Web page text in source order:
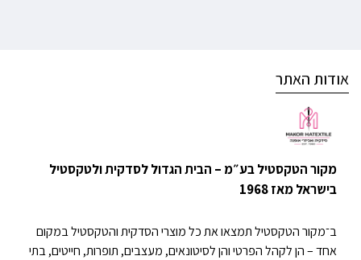
אודות האתר
מקור הטקסטיל בע״מ – הבית הגדול לסדקית ולטקסטיל
בישראל מאז 1968
ב־מקור הטקסטיל תמצאו את כל מוצרי הסדקית והטקסטיל במקום
אחד – הן לקהל הפרטי והן לסיטונאים, מעצבים, תופרות, חייטים, בתי